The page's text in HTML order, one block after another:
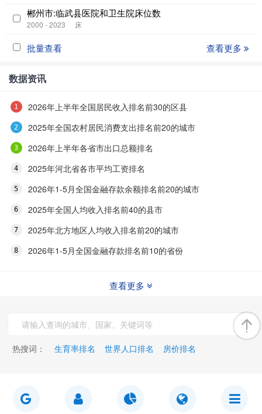
郴州市:临武县医院和卫生院床位数
2000 - 2023 床
批量查看 查看更多
数据资讯
2026年上半年全国居民收入排名前30的区县
2025年全国农村居民消费支出排名前20的城市
2026年上半年各省市出口总额排名
2025年河北省各市平均工资排名
2026年1-5月全国金融存款余额排名前20的城市
2025年全国人均收入排名前40的县市
2025年北方地区人均收入排名前20的城市
2026年1-5月全国金融存款排名前10的省份
查看更多
热搜词： 生育率排名 世界人口排名 房价排名